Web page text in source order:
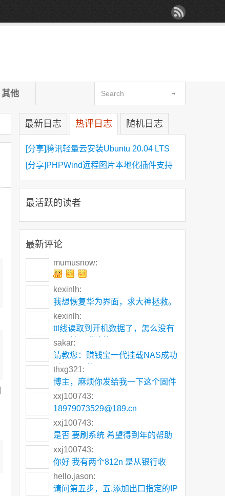
其他
最新日志 热评日志 随机日志
[分享]腾讯轻量云安装Ubuntu 20.04 LTS
[分享]PHPWind远程图片本地化插件支持
https
最活跃的读者
最新评论
mumusnow:
kexinlh:
我想恢复华为界面，求大神拯救。
kexinlh:
ttl线读取到开机数据了，怎么没有
可以输入登陆的
sakar:
请教您：赚钱宝一代挂载NAS成功
后，显示的是NA
thxg321:
博主，麻烦你发给我一下这个固件
包，邮箱 5195
xxj100743:
18979073529@189.cn
xxj100743:
是否 要刷系统 希望得到年的帮助
xxj100743:
你好 我有两个812n 是从银行收
下，
hello.jason:
请问第五步，五.添加出口指定的IP